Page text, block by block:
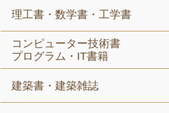
理工書・数学書・工学書
コンピューター技術書
プログラム・IT書籍
建築書・建築雑誌